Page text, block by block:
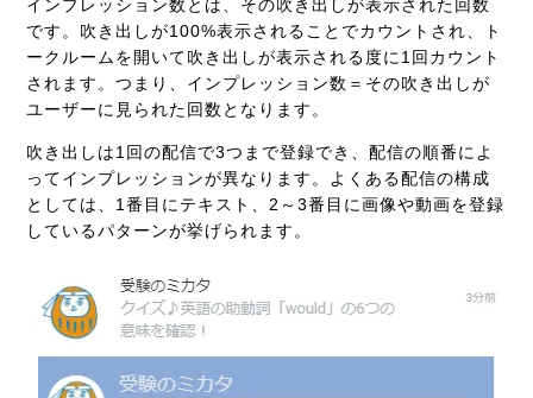
インプレッション数とは、その吹き出しが表示された回数
です。吹き出しが100%表示されることでカウントされ、ト
ークルームを開いて吹き出しが表示される度に1回カウント
されます。つまり、インプレッション数＝その吹き出しが
ユーザーに見られた回数となります。
吹き出しは1回の配信で3つまで登録でき、配信の順番によ
ってインプレッションが異なります。よくある配信の構成
としては、1番目にテキスト、2～3番目に画像や動画を登録
しているパターンが挙げられます。